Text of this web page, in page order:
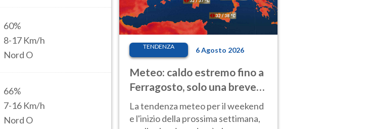
60%
8-17 Km/h
Nord O
66%
7-16 Km/h
Nord O
TENDENZA 6 Agosto 2026
Meteo: caldo estremo fino a
Ferragosto, solo una breve
pausa. Ecco dove
La tendenza meteo per il weekend
e l'inizio della prossima settimana,